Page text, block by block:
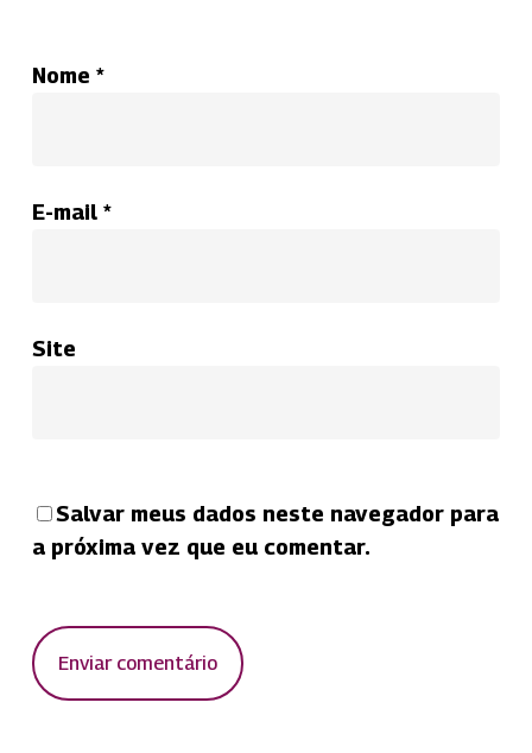
Nome *
E-mail *
Site
Salvar meus dados neste navegador para
a próxima vez que eu comentar.